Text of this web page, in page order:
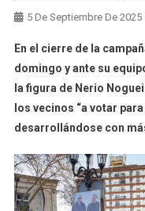
5 De Septiembre De 2025
En el cierre de la
domingo y ante su
la figura de Nerio
los vecinos “a votar
desarrollándose con